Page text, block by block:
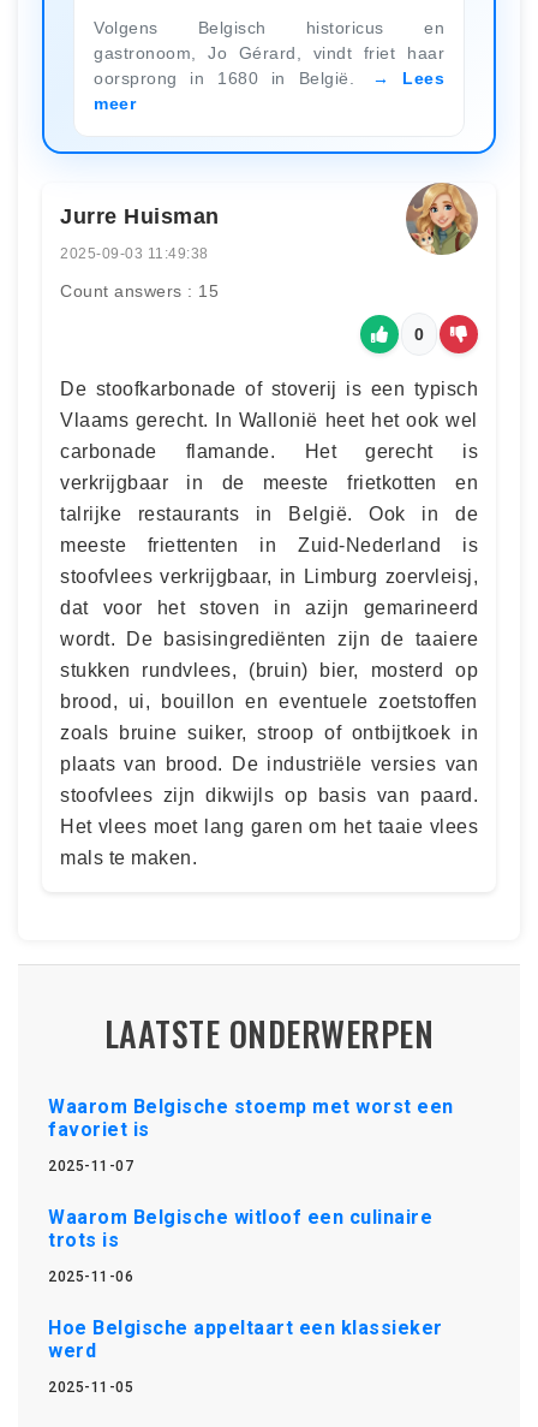
Volgens Belgisch historicus en
gastronoom, Jo Gérard, vindt friet haar
oorsprong in 1680 in België.
Lees
meer
Jurre Huisman
2025-09-03 11:49:38
Count answers : 15
0
De stoofkarbonade of stoverij is een typisch
Vlaams gerecht. In Wallonië heet het ook wel
carbonade flamande. Het gerecht is
verkrijgbaar in de meeste frietkotten en
talrijke restaurants in België. Ook in de
meeste friettenten in Zuid-Nederland is
stoofvlees verkrijgbaar, in Limburg zoervleisj,
dat voor het stoven in azijn gemarineerd
wordt. De basisingrediënten zijn de taaiere
stukken rundvlees, (bruin) bier, mosterd op
brood, ui, bouillon en eventuele zoetstoffen
zoals bruine suiker, stroop of ontbijtkoek in
plaats van brood. De industriële versies van
stoofvlees zijn dikwijls op basis van paard.
Het vlees moet lang garen om het taaie vlees
mals te maken.
LAATSTE ONDERWERPEN
Waarom Belgische stoemp met worst een
favoriet is
2025-11-07
Waarom Belgische witloof een culinaire
trots is
2025-11-06
Hoe Belgische appeltaart een klassieker
werd
2025-11-05